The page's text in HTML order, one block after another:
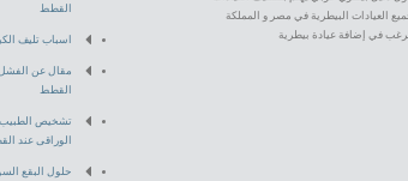
العيادات البيطرية في مصر و المملكة
ترغب في إضافة عيادة بيطرية
القطط
اسباب تليف
مقال عن الفشل
القطط
تشخيص
الوراقى عند
حلول البقع